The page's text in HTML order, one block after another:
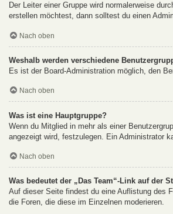
Der Leiter einer Gruppe wird normalerweise
erstellen möchtest, dann solltest du einen
Nach oben
Weshalb werden verschiedene
Es ist der Board-Administration möglich, den
Nach oben
Was ist eine Hauptgruppe?
Wenn du Mitglied in mehr als einer
angezeigt wird, festzulegen. Ein Administrator
Nach oben
Was bedeutet der „Das Team“-Link auf der
Auf dieser Seite findest du eine Auflistung des
die Foren, die diese im Einzelnen moderieren.